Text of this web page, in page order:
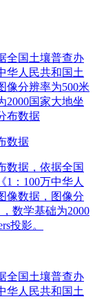
全国土壤普查办
华人民共和国土
像分辨率为500米
2000国家大地坐
数据
数据，依据全国
1：100万中华人
像数据，图像分
数学基础为2000
投影。
全国土壤普查办
华人民共和国土